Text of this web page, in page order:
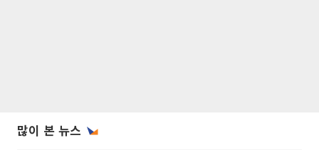
많이 본 뉴스